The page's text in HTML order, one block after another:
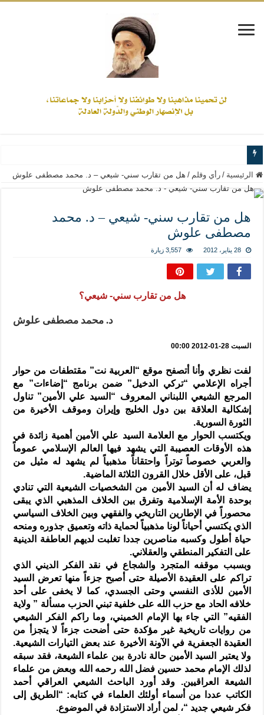
www.alamine.net
مواقف وآراء العلاّمة السيد علي الأمين من الأحداث والقضايا - اضغط للاطلاع
إذا كان التسنن هو الإيمان بسنة رسول الله ( صلى الله عليه وآله) فكلّ
علاقات المذاهب والأديان لا يجوز أن تكون على حساب الأوطان
لن تحمينا مذاهبنا ولا طوائفنا ولا أحزابنا ولا جماعاتنا، بل الإنصهار الوطني والدولة
المذاهب ليست قدرًا لا يمكن تجاوزه
نسج العلاقة مع الآخر تكون من خلال منظومة القيم و المبادئ الانسانية التي تجعل
الرئيسية / رأي وقلم / هل من تقارب سني- شيعي – د. محمد مصطفى علوش
هل من تقارب سني- شيعي – د. محمد
مصطفى علوش
28 يناير، 2012 3,557 زيارة
هل من تقارب سني- شيعي؟
د. محمد مصطفى علوش
السبت 28-01-2012 00:00
لفت نظري وأنا أتصفح موقع “العربية نت” مقتطفات من حوار
أجراه الإعلامي “تركي الدخيل” ضمن برنامج “إضاءات” مع
المرجع الشيعي اللبناني المعروف “السيد علي الأمين” تناول
إشكالية العلاقة بين دول الخليج وإيران وموقف الأخيرة من
الثورة السورية.
ويكتسب الحوار مع العلامة السيد علي الأمين أهمية زائدة في
هذه الأوقات العصيبة التي يشهد فيها العالم الإسلامي عموماً
والعربي خصوصاً توتراً واحتقاناً مذهبياً لم يشهد له مثيل من
قبل، على الأقل خلال القرون الثلاثة الماضية.
يضاف له أن السيد الأمين من الشخصيات الشيعية التي تنادي
بوحدة الأمة الإسلامية وتفرق بين الخلاف المذهبي الذي يبقى
محصوراً في الإطارين التاريخي والفقهي وبين الخلاف السياسي
الذي يكتسي أحياناً لونا مذهبياً لحماية ذاته وتعميق جذوره ومنحه
حياة أطول وكسبه مناصرين جددا تغلبت لديهم العاطفة الدينية
على التفكير المنطقي والعقلاني.
وبسبب موقفه المتجرد والشجاع في نقد الفكر الديني الذي
تراكم على العقيدة الأصيلة حتى أصبح جزءاً منها تعرض السيد
الأمين للأذى النفسي وحتى الجسدي، كما لا يخفى على أحد
خلافه الحاد مع حزب الله على خلفية تبني الحزب مسألة ” ولاية
الفقيه” التي جاء بها الإمام الخميني، وما راكم الفكر الشيعي
من روايات تاريخية غير مؤكدة حتى أضحت جزءاً لا يتجزأ من
العقيدة الجعفرية في الآونة الأخيرة عند بعض التيارات الشيعية.
ولا يعتبر السيد الأمين حالة نادرة بين علماء الشيعة، فقد سبقه
لذلك الإمام محمد حسين فضل الله رحمه الله وبعض من علماء
الشيعة العراقيين. وقد أورد الباحث الشيعي العراقي أحمد
الكاتب عددا من أسماء أولئك العلماء في كتابه: “الطريق إلى
فكر شيعي جديد “، لمن أراد الاستزادة في الموضوع.